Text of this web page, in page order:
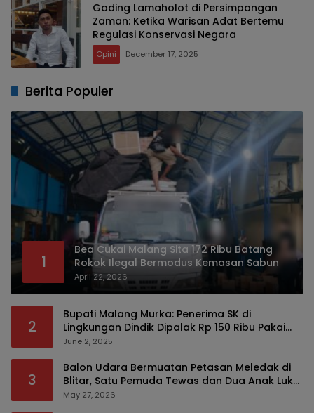
Gading Lamaholot di Persimpangan
Zaman: Ketika Warisan Adat Bertemu
Regulasi Konservasi Negara
Opini December 17, 2025
Berita Populer
1
Bea Cukai Malang Sita 172 Ribu Batang
Rokok Ilegal Bermodus Kemasan Sabun
April 22, 2026
2
Bupati Malang Murka: Penerima SK di
Lingkungan Dindik Dipalak Rp 150 Ribu Pakai
Modus Tumpengan, KPK Turut Pantau
June 2, 2025
3
Balon Udara Bermuatan Petasan Meledak di
Blitar, Satu Pemuda Tewas dan Dua Anak Luka
Serius
May 27, 2026